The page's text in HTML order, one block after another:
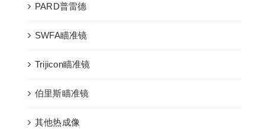
PARD普雷德
SWFA瞄准镜
Trijicon瞄准镜
伯里斯瞄准镜
其他热成像